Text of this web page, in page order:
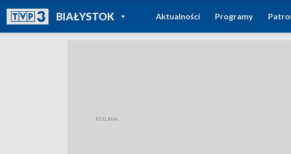
BIAŁYSTOKPOWRÓT DO
TVP REGIONY
Aktualności Programy